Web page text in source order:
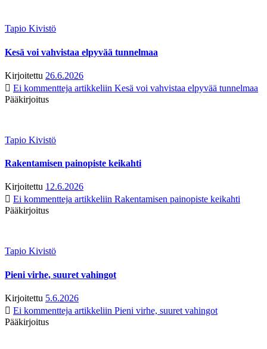
Tapio Kivistö
Kesä voi vahvistaa elpyvää tunnelmaa
Kirjoitettu 26.6.2026
Ei kommentteja artikkeliin Kesä voi vahvistaa elpyvää tunnelmaa
Pääkirjoitus
Tapio Kivistö
Rakentamisen painopiste keikahti
Kirjoitettu 12.6.2026
Ei kommentteja artikkeliin Rakentamisen painopiste keikahti
Pääkirjoitus
Tapio Kivistö
Pieni virhe, suuret vahingot
Kirjoitettu 5.6.2026
Ei kommentteja artikkeliin Pieni virhe, suuret vahingot
Pääkirjoitus